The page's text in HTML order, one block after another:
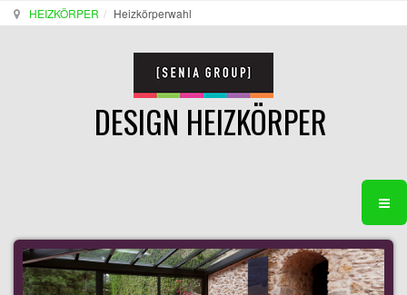
HEIZKÖRPER Heizkörperwahl
DESIGN HEIZKÖRPER